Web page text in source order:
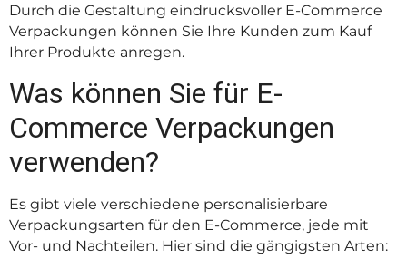
Durch die Gestaltung eindrucksvoller E-Commerce
Verpackungen können Sie Ihre Kunden zum Kauf
Ihrer Produkte anregen.
Was können Sie für E-
Commerce Verpackungen
verwenden?
Es gibt viele verschiedene personalisierbare
Verpackungsarten für den E-Commerce, jede mit
Vor- und Nachteilen. Hier sind die gängigsten Arten: